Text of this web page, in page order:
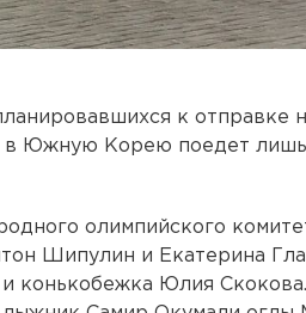
к отправке
в Южную Корею поедет лишь
олимпийского
Шипулин и Екатерина
конькобежка Юлия Скокова.